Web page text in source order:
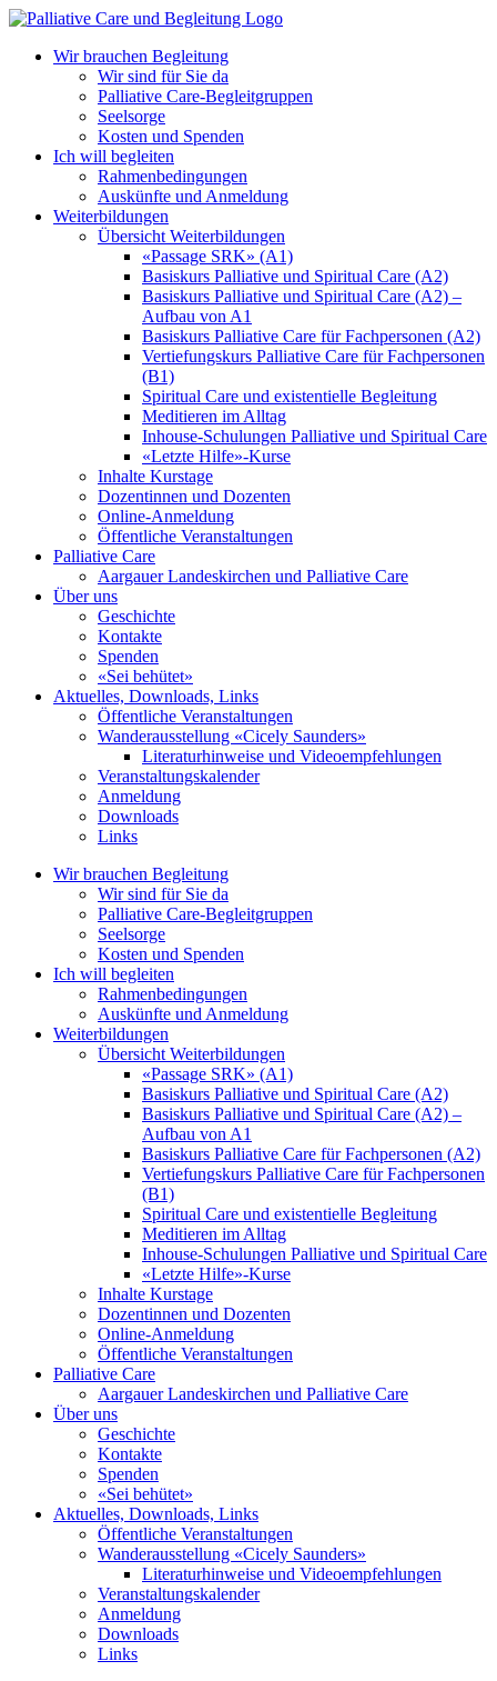
Zum
springenWir brauchen Begleitung
Wir sind für Sie da
Palliative Care-Begleitgruppen
Seelsorge
Kosten und Spenden
Ich will begleiten
Rahmenbedingungen
Auskünfte und Anmeldung
Weiterbildungen
Übersicht Weiterbildungen
«Passage SRK» (A1)
Basiskurs Palliative und Spiritual Care (A2)
Basiskurs Palliative und Spiritual Care (A2) –
Aufbau von A1
Basiskurs Palliative Care für Fachpersonen (A2)
Vertiefungskurs Palliative Care für Fachpersonen
(B1)
Spiritual Care und existentielle Begleitung
Meditieren im Alltag
Inhouse-Schulungen Palliative und Spiritual Care
«Letzte Hilfe»-Kurse
Inhalte Kurstage
Dozentinnen und Dozenten
Online-Anmeldung
Öffentliche Veranstaltungen
Palliative Care
Aargauer Landeskirchen und Palliative Care
Über uns
Geschichte
Kontakte
Spenden
«Sei behütet»
Aktuelles, Downloads, Links
Öffentliche Veranstaltungen
Wanderausstellung «Cicely Saunders»
Literaturhinweise und Videoempfehlungen
Veranstaltungskalender
Anmeldung
Downloads
Links
Wir brauchen Begleitung
Wir sind für Sie da
Palliative Care-Begleitgruppen
Seelsorge
Kosten und Spenden
Ich will begleiten
Rahmenbedingungen
Auskünfte und Anmeldung
Weiterbildungen
Übersicht Weiterbildungen
«Passage SRK» (A1)
Basiskurs Palliative und Spiritual Care (A2)
Basiskurs Palliative und Spiritual Care (A2) –
Aufbau von A1
Basiskurs Palliative Care für Fachpersonen (A2)
Vertiefungskurs Palliative Care für Fachpersonen
(B1)
Spiritual Care und existentielle Begleitung
Meditieren im Alltag
Inhouse-Schulungen Palliative und Spiritual Care
«Letzte Hilfe»-Kurse
Inhalte Kurstage
Dozentinnen und Dozenten
Online-Anmeldung
Öffentliche Veranstaltungen
Palliative Care
Aargauer Landeskirchen und Palliative Care
Über uns
Geschichte
Kontakte
Spenden
«Sei behütet»
Aktuelles, Downloads, Links
Öffentliche Veranstaltungen
Wanderausstellung «Cicely Saunders»
Literaturhinweise und Videoempfehlungen
Veranstaltungskalender
Anmeldung
Downloads
Links